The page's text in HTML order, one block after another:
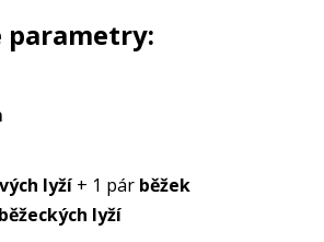
parametry:
lyží + 1 pár běžek
lyží